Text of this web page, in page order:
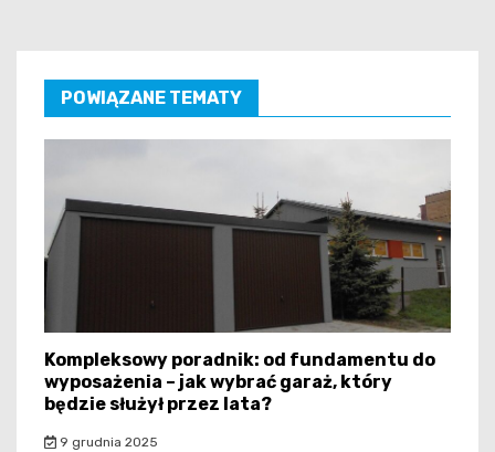
POWIĄZANE TEMATY
Kompleksowy poradnik: od fundamentu do
wyposażenia – jak wybrać garaż, który
będzie służył przez lata?
9 grudnia 2025